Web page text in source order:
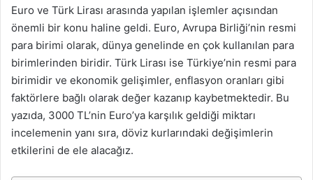
Euro ve Türk Lirası arasında yapılan işlemler açısından
önemli bir konu haline geldi. Euro, Avrupa Birliği’nin resmi
para birimi olarak, dünya genelinde en çok kullanılan para
birimlerinden biridir. Türk Lirası ise Türkiye’nin resmi para
birimidir ve ekonomik gelişimler, enflasyon oranları gibi
faktörlere bağlı olarak değer kazanıp kaybetmektedir. Bu
yazıda, 3000 TL’nin Euro’ya karşılık geldiği miktarı
incelemenin yanı sıra, döviz kurlarındaki değişimlerin
etkilerini de ele alacağız.